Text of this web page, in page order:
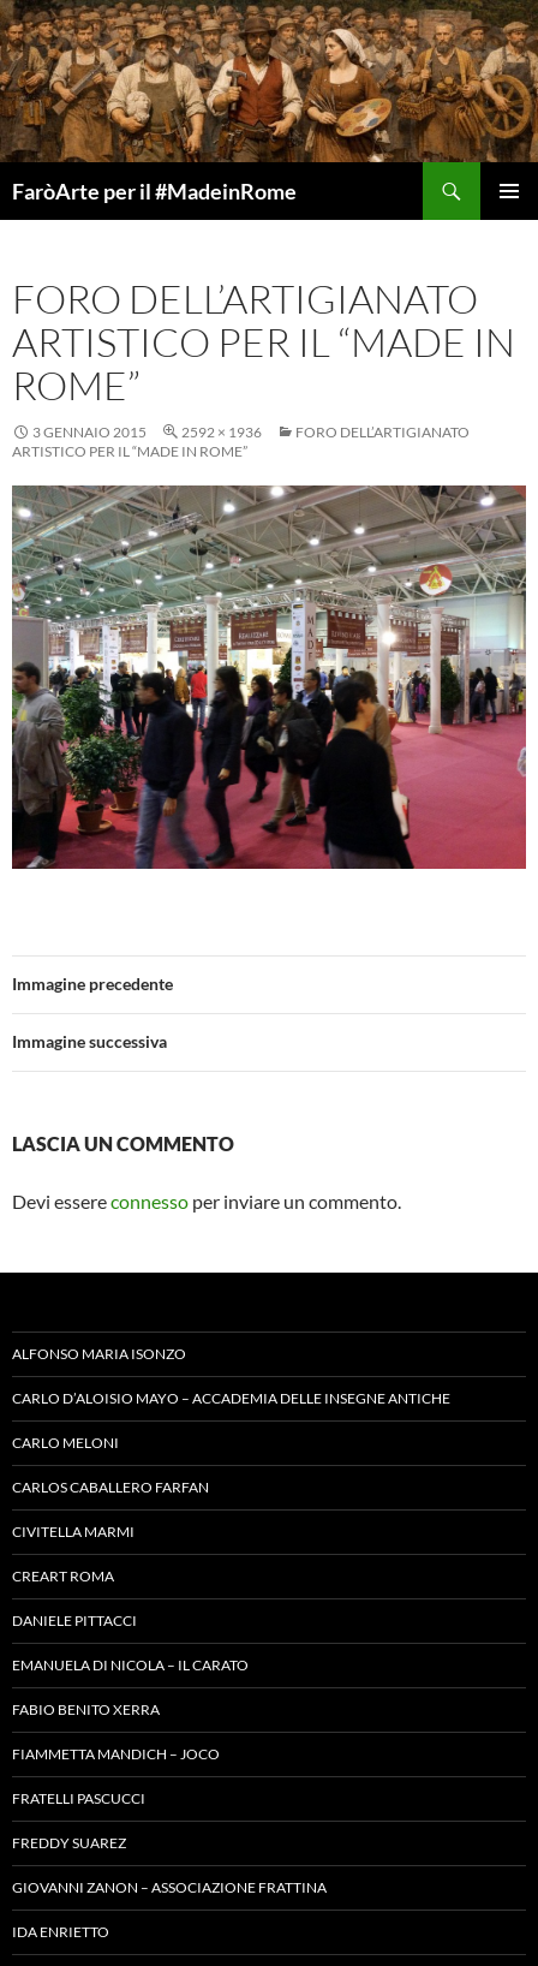
Vai
al
contenuto
FaròArte per il #MadeinRome
FORO DELL’ARTIGIANATO
ARTISTICO PER IL “MADE IN
ROME”
3 GENNAIO 2015 2592 × 1936
FORO DELL’ARTIGIANATO
ARTISTICO PER IL “MADE IN ROME”
Immagine precedente
Immagine successiva
LASCIA UN COMMENTO
Devi essereconnesso per inviare un commento.
ALFONSO MARIA ISONZO
CARLO D’ALOISIO MAYO – ACCADEMIA DELLE INSEGNE ANTICHE
CARLO MELONI
CARLOS CABALLERO FARFAN
CIVITELLA MARMI
CREART ROMA
DANIELE PITTACCI
EMANUELA DI NICOLA – IL CARATO
FABIO BENITO XERRA
FIAMMETTA MANDICH – JOCO
FRATELLI PASCUCCI
FREDDY SUAREZ
GIOVANNI ZANON – ASSOCIAZIONE FRATTINA
IDA ENRIETTO